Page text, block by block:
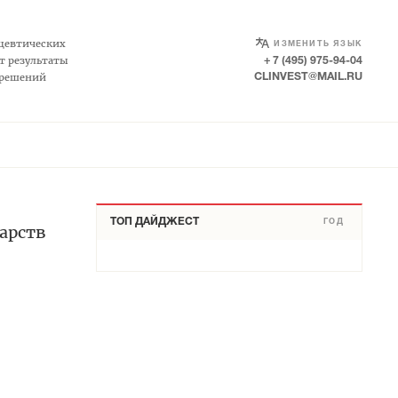
результаты
ИЗМЕНИТЬ ЯЗЫК
+ 7 (495) 975-94-04
CLINVEST@MAIL.RU
ТОП ДАЙДЖЕСТ ГОД